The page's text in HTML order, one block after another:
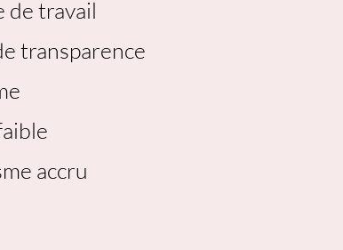
de travail
transparence
accru